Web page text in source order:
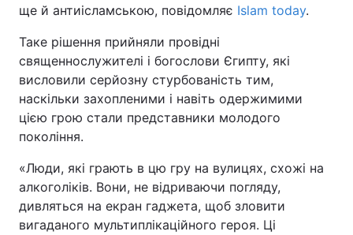
ще й антиісламською, повідомляє Islam today.
Таке рішення прийняли провідні
священнослужителі і богослови Єгипту, які
висловили серйозну стурбованість тим,
наскільки захопленими і навіть одержимими
цією грою стали представники молодого
покоління.
«Люди, які грають в цю гру на вулицях, схожі на
алкоголіків. Вони, не відриваючи погляду,
дивляться на екран гаджета, щоб зловити
вигаданого мультиплікаційного героя. Ці